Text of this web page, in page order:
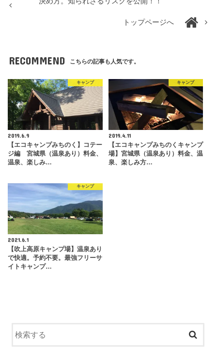
トップページへ
RECOMMEND こちらの記事も人気です。
キャンプ
2019.6.9
【エコキャンプみちのく】コテー
ジ編 宮城県（温泉あり）料金、
温泉、楽しみ…
キャンプ
2019.4.11
【エコキャンプみちのくキャンプ
場】宮城県（温泉あり）料金、温
泉、楽しみ方…
キャンプ
2021.6.1
【吹上高原キャンプ場】温泉あり
で快適。予約不要。最強フリーサ
イトキャンプ…